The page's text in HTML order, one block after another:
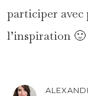
participer avec
l’inspiration 🙂